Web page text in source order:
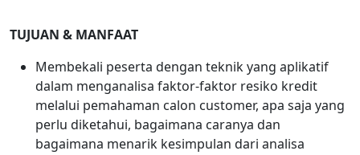
TUJUAN & MANFAAT
Membekali peserta dengan teknik yang aplikatif
dalam menganalisa faktor-faktor resiko kredit
melalui pemahaman calon customer, apa saja yang
perlu diketahui, bagaimana caranya dan
bagaimana menarik kesimpulan dari analisa